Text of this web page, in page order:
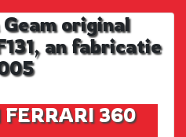
original
an fabricatie
FERRARI 360